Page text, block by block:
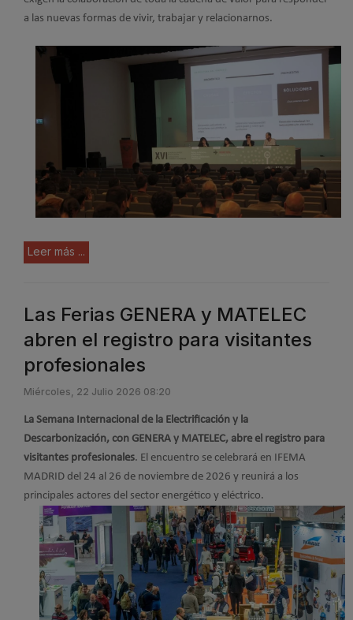
a las nuevas formas de vivir, trabajar y relacionarnos.
Leer más ...
Las Ferias GENERA y MATELEC
abren el registro para visitantes
profesionales
Miércoles, 22 Julio 2026 08:20
La Semana Internacional de la Electrificación y la
Descarbonización, con GENERA y MATELEC, abre el registro para
visitantes profesionales. El encuentro se celebrará en IFEMA
MADRID del 24 al 26 de noviembre de 2026 y reunirá a los
principales actores del sector energético y eléctrico.